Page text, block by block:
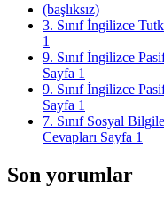
(başlıksız)
3. Sınıf İngilizce
1
9. Sınıf İngilizce
Sayfa 1
9. Sınıf İngilizce
Sayfa 1
7. Sınıf Sosyal
Cevapları Sayfa 1
Son yorumlar